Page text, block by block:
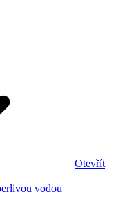
Otevřít
vodou